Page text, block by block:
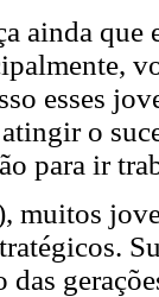
ainda que
esses
o
para ir
muitos